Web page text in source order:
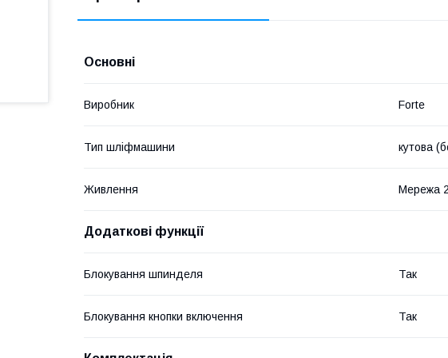
Основні
Виробник Forte
Тип шліфмашини кутова
Живлення Мережа
Додаткові функції
Блокування шпинделя Так
Блокування кнопки включення Так